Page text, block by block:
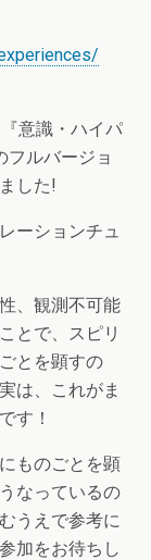
意識・ハイパ
フルバージョ
した!
ーションチュ
、観測不可能
とで、スピリ
とを顕すの
は、これがま
す！
ものごとを顕
なっているの
うえで参考に
加をお待ちし